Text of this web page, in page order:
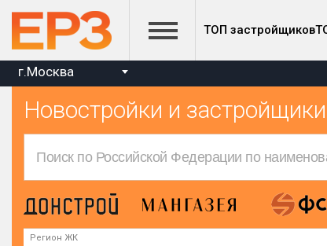
ТОП застройщиков
г.Москва
Новостройки и застройщики
Регион ЖК